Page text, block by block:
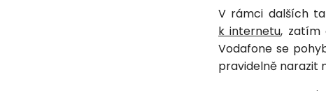
V rámci dalších
k internetu, zatím
Vodafone se
pravidelně narazit